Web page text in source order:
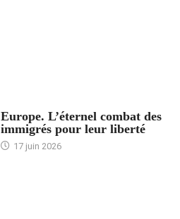
Europe. L’éternel combat des
immigrés pour leur liberté
17 juin 2026